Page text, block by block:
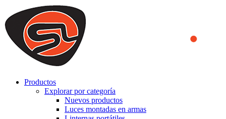
We use cookies to ensure that we provide you the best experience
on our website. By continuing to browse this website, you accept
that cookies are used to help us analyze how the website is used and
to offer you a better experience. To learn more or to find out how
you can disable cookies, you can access our
Productos
Explorar por categoría
Nuevos productos
Luces montadas en armas